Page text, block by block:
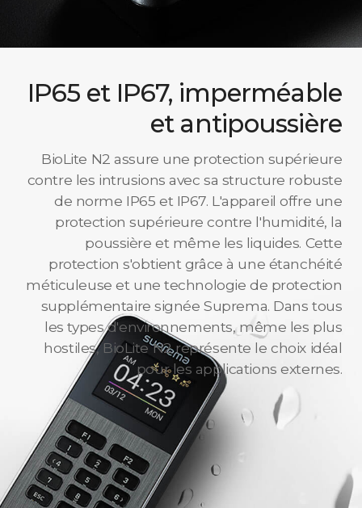
IP65 et IP67, imperméable
et antipoussière
BioLite N2 assure une protection supérieure
contre les intrusions avec sa structure robuste
de norme IP65 et IP67. L'appareil offre une
protection supérieure contre l'humidité, la
poussière et même les liquides. Cette
protection s'obtient grâce à une étanchéité
méticuleuse et une technologie de protection
supplémentaire signée Suprema. Dans tous
les types d'environnements, même les plus
hostiles, BioLite N2 représente le choix idéal
pour les applications externes.